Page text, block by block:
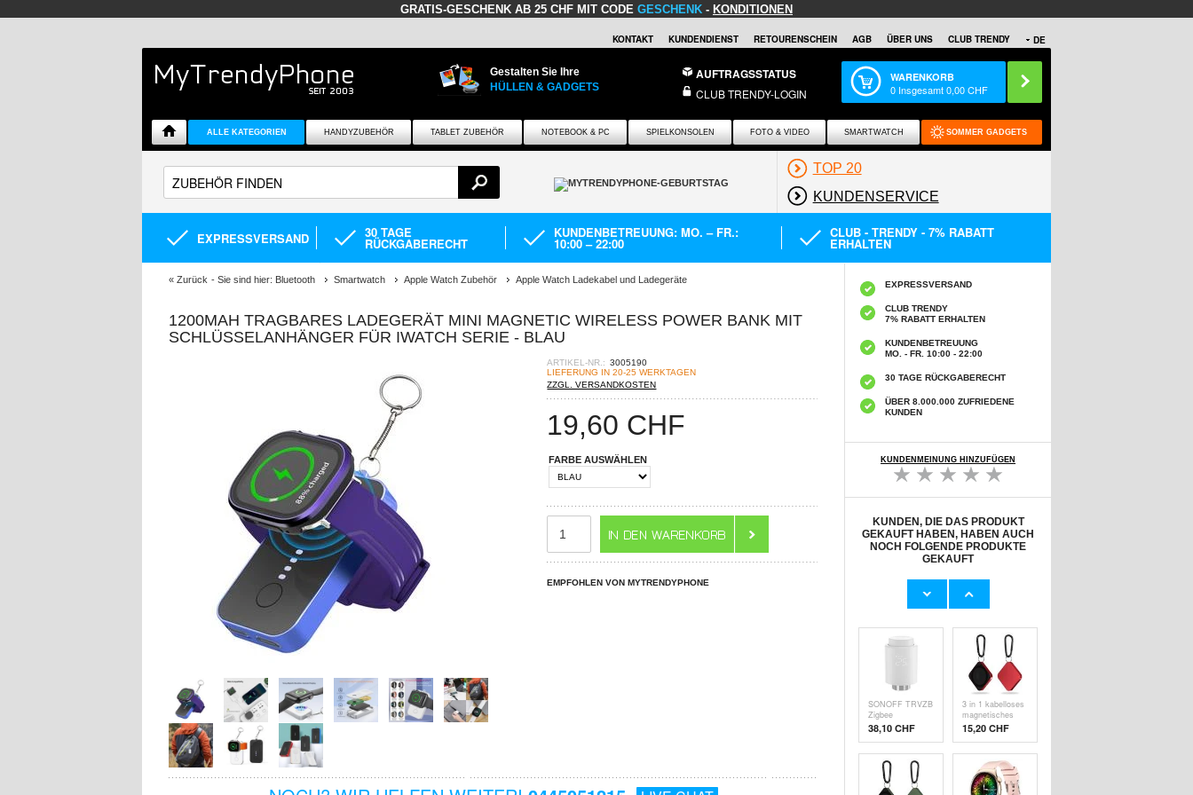
GRATIS-GESCHENK AB 25 CHF MIT CODE GESCHENK - KONDITIONEN
DE
KONTAKT KUNDENDIENST RETOURENSCHEIN AGB ÜBER UNS CLUB TRENDY
Gestalten Sie Ihre
HÜLLEN & GADGETS
AUFTRAGSSTATUS
CLUB TRENDY-LOGIN
WARENKORB
0 Insgesamt0,00CHF
ALLE KATEGORIEN HANDYZUBEHÖR TABLET ZUBEHÖR NOTEBOOK & PC SPIELKONSOLEN FOTO & VIDEO SMARTWATCH SOMMER GADGETS
TOP 20
KUNDENSERVICE
EXPRESSVERSAND 30 TAGE
RÜCKGABERECHT
KUNDENBETREUUNG: MO. – FR.:
10:00 – 22:00
CLUB - TRENDY - 7% RABATT
ERHALTEN
« Zurück - Sie sind hier: Bluetooth Smartwatch Apple Watch Zubehör Apple Watch Ladekabel und Ladegeräte
1200MAH TRAGBARES LADEGERÄT MINI MAGNETIC WIRELESS POWER BANK MIT
SCHLÜSSELANHÄNGER FÜR IWATCH SERIE - BLAU
ARTIKEL-NR.: 3005190
LIEFERUNG IN 20-25 WERKTAGEN
ZZGL. VERSANDKOSTEN
19,60 CHF
FARBE AUSWÄHLEN
EMPFOHLEN VON MYTRENDYPHONE
EXPRESSVERSAND
CLUB TRENDY
7% RABATT ERHALTEN
KUNDENBETREUUNG
MO. - FR. 10:00 - 22:00
30 TAGE RÜCKGABERECHT
ÜBER 8.000.000 ZUFRIEDENE
KUNDEN
KUNDENMEINUNG HINZUFÜGEN
KUNDEN, DIE DAS PRODUKT
GEKAUFT HABEN, HABEN AUCH
NOCH FOLGENDE PRODUKTE
GEKAUFT
3 in 1 Wireless
Schnellladegerät
- Blau
Apple Watch
1m, 5W - Weiß
14,10 CHF
SONOFF TRVZB
Zigbee
Thermostatisches
Heizkörperventil
für effiziente
Heizungssteuerung
38,10 CHF
3 in 1 kabelloses
magnetisches
Ladegerät 15w
Schnellladegerät
für Apple-Geräte
- Rot
15,20 CHF